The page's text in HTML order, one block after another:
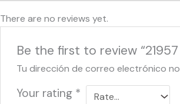
There are no reviews yet.
Be the first to review
Tu dirección de correo electrónico
Your rating *